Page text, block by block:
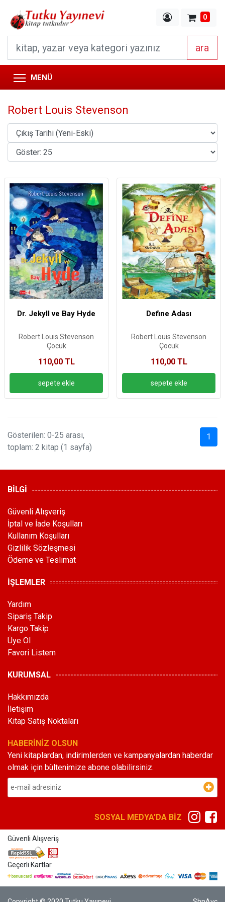
0
ara
MENÜ
Robert Louis Stevenson
Dr. Jekyll ve Bay Hyde
Robert Louis Stevenson
Çocuk
110,00 TL
Define Adası
Robert Louis Stevenson
Çocuk
110,00 TL
Gösterilen: 0-25 arası,
toplam: 2 kitap (1 sayfa)
1
BİLGİ
Güvenli Alışveriş
İptal ve İade Koşulları
Kullanım Koşulları
Gizlilik Sözleşmesi
Ödeme ve Teslimat
İŞLEMLER
Yardım
Sipariş Takip
Kargo Takip
Üye Ol
Favori Listem
KURUMSAL
Hakkımızda
İletişim
Kitap Satış Noktaları
HABERİNİZ OLSUN
Yeni kitaplardan, indirimlerden ve kampanyalardan haberdar
olmak için bültenimize abone olabilirsiniz.
SOSYAL MEDYA'DA BİZ
Güvenli Alışveriş
Geçerli Kartlar